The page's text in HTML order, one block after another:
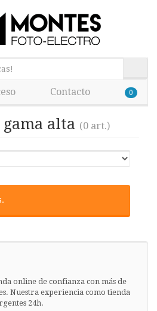
Contacto 0
alta (0 art.)
online de confianza con más de
Nuestra experiencia como tienda
24h.